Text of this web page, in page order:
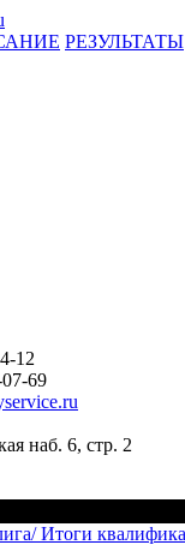
РЕЗУЛЬТАТЫ
12
69
наб. 6, стр. 2
Итоги